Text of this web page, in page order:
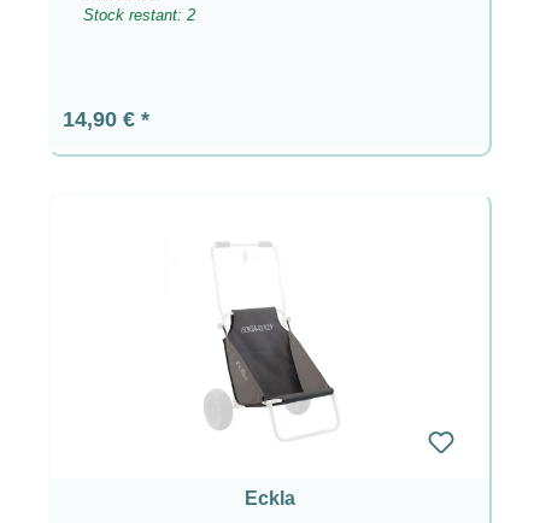
Stock restant: 2
Prix régulier :
14,90 €
Eckla